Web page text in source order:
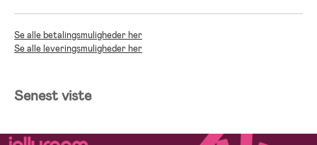
Se alle betalingsmuligheder her
Se alle leveringsmuligheder her
Senest viste